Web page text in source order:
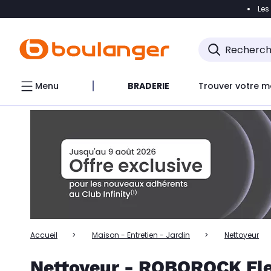
Accéder
Accéder directement au chatbot
Menu BRADERIE Trouver votre
Accueil Maison - Entretien - Jardin Nettoyeur